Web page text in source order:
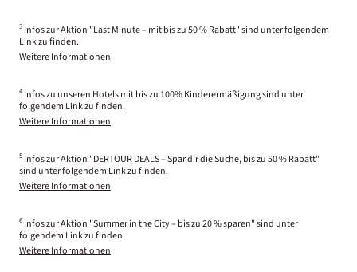
3 Infos zur Aktion "Last Minute – mit bis zu 50 % Rabatt" sind unter folgendem
Link zu finden.
Weitere Informationen
4 Infos zu unseren Hotels mit bis zu 100% Kinderermäßigung sind unter
folgendem Link zu finden.
Weitere Informationen
5 Infos zur Aktion "DERTOUR DEALS – Spar dir die Suche, bis zu 50 % Rabatt"
sind unter folgendem Link zu finden.
Weitere Informationen
6 Infos zur Aktion "Summer in the City – bis zu 20 % sparen" sind unter
folgendem Link zu finden.
Weitere Informationen